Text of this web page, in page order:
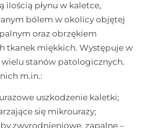
ilością płynu w kaletce,
bólem w okolicy objętej
oraz obrzękiem
tkanek miękkich. Występuje w
stanów patologicznych.
m.in.:
uszkodzenie kaletki;
się mikrourazy;
zwyrodnieniowe, zapalne –